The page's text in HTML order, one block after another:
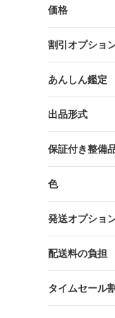
価格
割引オプショ
あんしん鑑定
出品形式
保証付き整備
色
発送オプショ
配送料の負担
タイムセール